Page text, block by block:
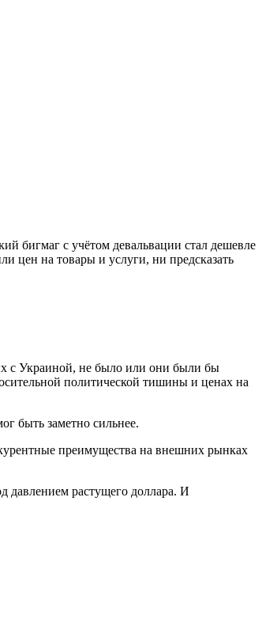
бигмаг с учётом девальвации стал дешевле
цен на товары и услуги, ни предсказать
с Украиной, не было или они были бы
политической тишины и ценах на
быть заметно сильнее.
преимущества на внешних рынках
давлением растущего доллара. И